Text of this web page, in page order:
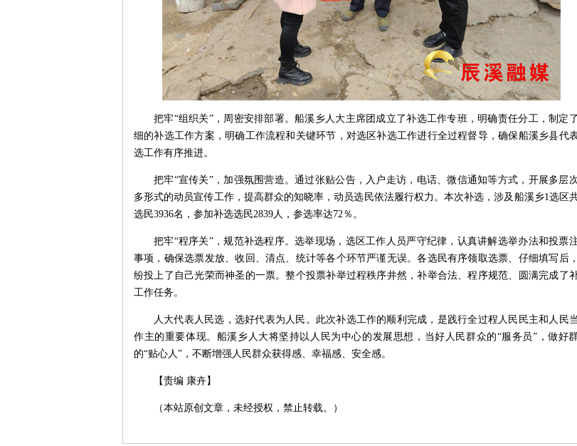
把牢“组织关”，周密安排部署。船溪乡人大主席团成立了补选工作专班，明确责任分工，制定
细的补选工作方案，明确工作流程和关键环节，对选区补选工作进行全过程督导，确保船溪乡县代
选工作有序推进。
把牢“宣传关”，加强氛围营造。通过张贴公告，入户走访，电话、微信通知等方式，开展多层次
多形式的动员宣传工作，提高群众的知晓率，动员选民依法履行权力。本次补选，涉及船溪乡1选区
选民3936名，参加补选选民2839人，参选率达72％。
把牢“程序关”，规范补选程序。选举现场，选区工作人员严守纪律，认真讲解选举办法和投票
事项，确保选票发放、收回、清点、统计等各个环节严谨无误。各选民有序领取选票、仔细填写后
纷投上了自己光荣而神圣的一票。整个投票补举过程秩序井然，补举合法、程序规范、圆满完成了
工作任务。
人大代表人民选，选好代表为人民。此次补选工作的顺利完成，是践行全过程人民民主和人民
作主的重要体现。船溪乡人大将坚持以人民为中心的发展思想，当好人民群众的“服务员”，做好
的“贴心人”，不断增强人民群众获得感、幸福感、安全感。
【责编 康卉】
（本站原创文章，未经授权，禁止转载。）